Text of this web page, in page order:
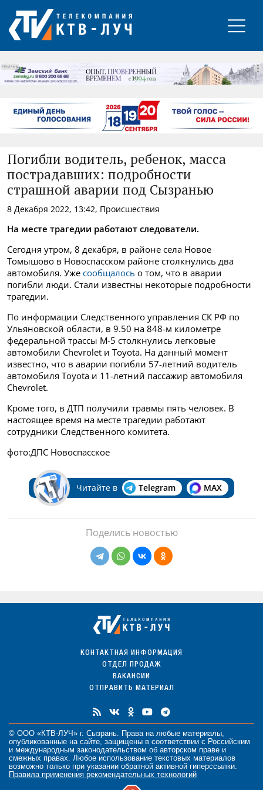
РЕКЛАМА
Погибли водитель, ребенок, масса
пострадавших: подробности
страшной аварии под Сызранью
8 Декабря 2022, 13:42, Происшествия
На месте трагедии работают следователи.
Сегодня утром, 8 декабря, в районе села Новое
Томышово в Новоспасском районе столкнулись два
автомобиля. Уже сообщалось о том, что в аварии
погибли люди. Стали известны некоторые подробности
трагедии.
По информации Следственного управления СК РФ по
Ульяновской области, в 9.50 на 848-м километре
федеральной трассы М-5 столкнулись легковые
автомобили Chevrolet и Toyota. На данный момент
известно, что в аварии погибли 57-летний водитель
автомобиля Toyota и 11-летний пассажир автомобиля
Chevrolet.
Кроме того, в ДТП получили травмы пять человек. В
настоящее время на месте трагедии работают
сотрудники Следственного комитета.
фото:ДПС Новоспасское
Читайте в Telegram MAX
Поделись новостью
КОНТАКТНАЯ ИНФОРМАЦИЯ
ОТДЕЛ ПРОДАЖ
ВАКАНСИИ
ОТПРАВИТЬ МАТЕРИАЛ
© ООО «КТВ-ЛУЧ» г. Сызрань. Права на любые материалы
опубликованные на сайте, защищены в соответствии с Российским
и международным законодательством об авторском праве и
смежных правах. Любое использование текстовых материалов
возможно только при указании обратной активной гиперссылки.
Правила применения рекомендательных технологий